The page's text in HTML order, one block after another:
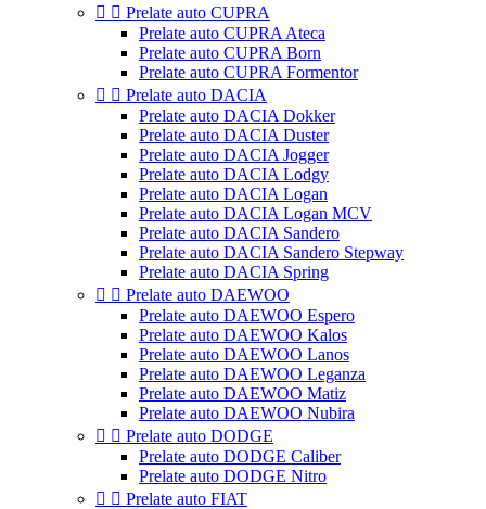
  Prelate auto CUPRA
Prelate auto CUPRA Ateca
Prelate auto CUPRA Born
Prelate auto CUPRA Formentor
  Prelate auto DACIA
Prelate auto DACIA Dokker
Prelate auto DACIA Duster
Prelate auto DACIA Jogger
Prelate auto DACIA Lodgy
Prelate auto DACIA Logan
Prelate auto DACIA Logan MCV
Prelate auto DACIA Sandero
Prelate auto DACIA Sandero Stepway
Prelate auto DACIA Spring
  Prelate auto DAEWOO
Prelate auto DAEWOO Espero
Prelate auto DAEWOO Kalos
Prelate auto DAEWOO Lanos
Prelate auto DAEWOO Leganza
Prelate auto DAEWOO Matiz
Prelate auto DAEWOO Nubira
  Prelate auto DODGE
Prelate auto DODGE Caliber
Prelate auto DODGE Nitro
  Prelate auto FIAT